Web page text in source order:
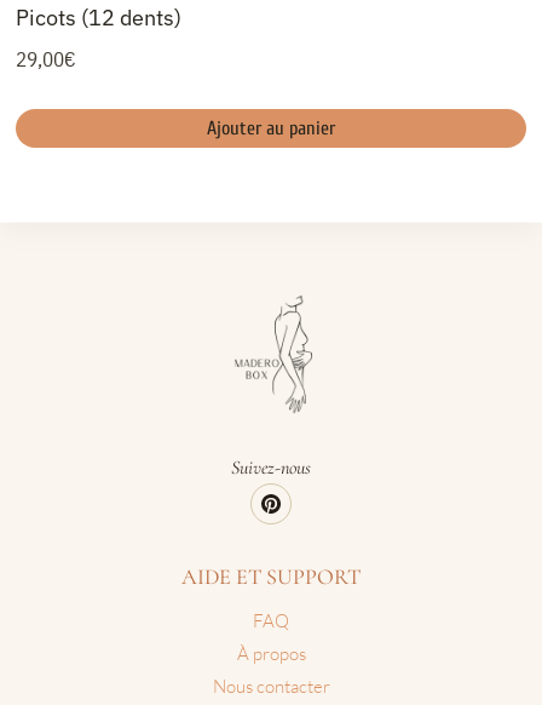
Picots (12 dents)
29,00€
Ajouter au panier
Suivez-nous
AIDE ET SUPPORT
FAQ
À propos
Nous contacter